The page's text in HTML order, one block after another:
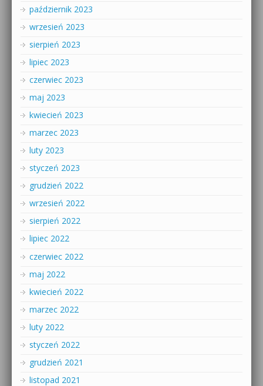
październik 2023
wrzesień 2023
sierpień 2023
lipiec 2023
czerwiec 2023
maj 2023
kwiecień 2023
marzec 2023
luty 2023
styczeń 2023
grudzień 2022
wrzesień 2022
sierpień 2022
lipiec 2022
czerwiec 2022
maj 2022
kwiecień 2022
marzec 2022
luty 2022
styczeń 2022
grudzień 2021
listopad 2021